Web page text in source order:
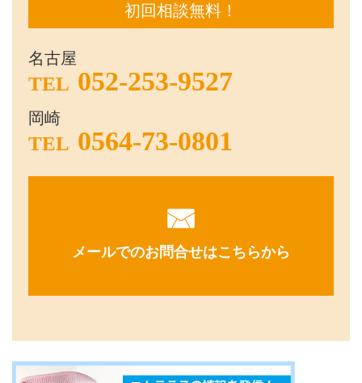
初回相談無料！
名古屋
TEL 052-253-9527
岡崎
TEL 0564-73-0801
メールでのお問合せはこちらから